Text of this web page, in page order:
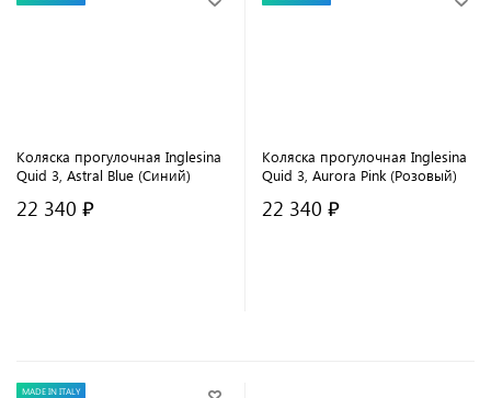
Коляска прогулочная Inglesina
Quid 3, Astral Blue (Синий)
22 340 ₽
Коляска прогулочная Inglesina
Quid 3, Aurora Pink (Розовый)
22 340 ₽
MADE IN ITALY